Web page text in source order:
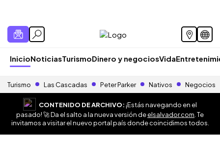
InicioNoticiasTurismoDinero y negociosVida
Turismo Las Cascadas Peter Parker Nativos Negocios
CONTENIDO DE ARCHIVO:¡Estás navegando en el
pasado! 🚀 Da el salto a la nueva versión deelsalvador.com . Te
invitamos a visitar el nuevo portal país donde coincidimos todos.